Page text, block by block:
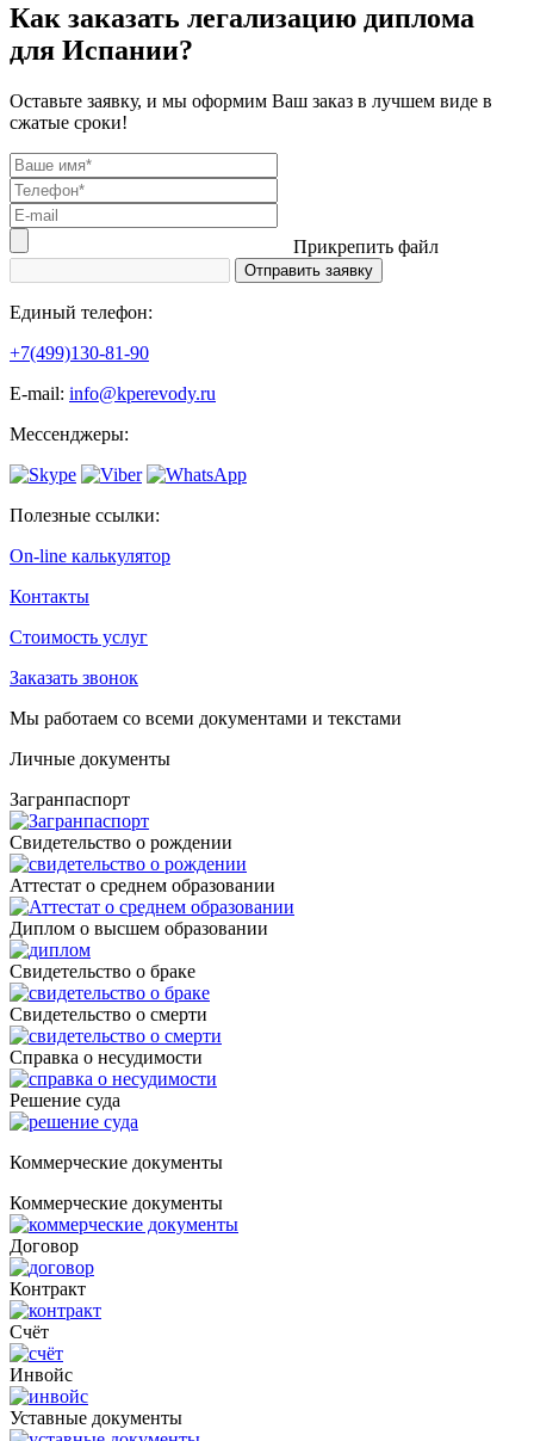
Как заказать легализацию диплома
для Испании?
Оставьте заявку, и мы оформим Ваш заказ в лучшем виде в
сжатые сроки!
Прикрепить файл
Единый телефон:
+7(499)130-81-90
Е-mail: info@kperevody.ru
Мессенджеры:
Полезные ссылки:
On-line калькулятор
Контакты
Стоимость услуг
Заказать звонок
Мы работаем со всеми документами и текстами
Личные документы
Загранпаспорт
Cвидетельство о рождении
Аттестат о среднем образовании
Диплом о высшем образовании
Свидетельство о браке
Свидетельство о смерти
Справка о несудимости
Решение суда
Коммерческие документы
Коммерческие документы
Договор
Контракт
Счёт
Инвойс
Уставные документы